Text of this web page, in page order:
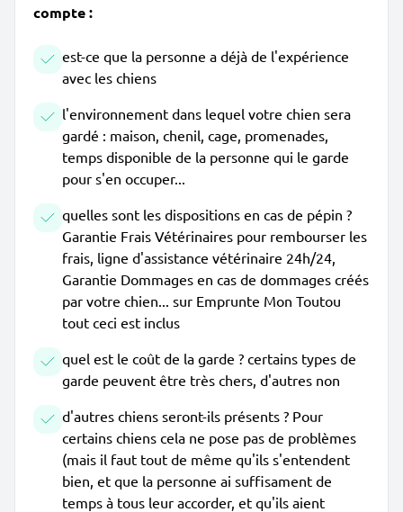
compte :
est-ce que la personne a déjà de l'expérience
avec les chiens
l'environnement dans lequel votre chien sera
gardé : maison, chenil, cage, promenades,
temps disponible de la personne qui le garde
pour s'en occuper...
quelles sont les dispositions en cas de pépin ?
Garantie Frais Vétérinaires pour rembourser les
frais, ligne d'assistance vétérinaire 24h/24,
Garantie Dommages en cas de dommages créés
par votre chien... sur Emprunte Mon Toutou
tout ceci est inclus
quel est le coût de la garde ? certains types de
garde peuvent être très chers, d'autres non
d'autres chiens seront-ils présents ? Pour
certains chiens cela ne pose pas de problèmes
(mais il faut tout de même qu'ils s'entendent
bien, et que la personne ai suffisament de
temps à tous leur accorder, et qu'ils aient